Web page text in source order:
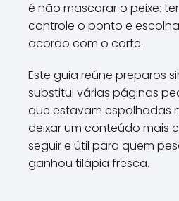
é não mascarar o peixe:
controle o ponto e
acordo com o corte.
Este guia reúne preparos
substitui várias páginas
que estavam espalhadas
deixar um conteúdo mais
seguir e útil para quem
ganhou tilápia fresca.